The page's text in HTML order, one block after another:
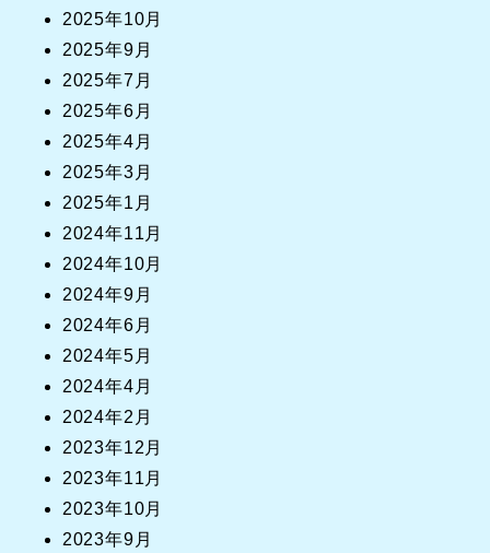
2025年10月
2025年9月
2025年7月
2025年6月
2025年4月
2025年3月
2025年1月
2024年11月
2024年10月
2024年9月
2024年6月
2024年5月
2024年4月
2024年2月
2023年12月
2023年11月
2023年10月
2023年9月